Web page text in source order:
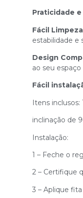
Praticidade
Fácil
estabilidade e
Design
ao seu
Fácil
Itens inclusos:
inclinação de
Instalação:
1 – Feche o
2 – Certifique
3 – Aplique